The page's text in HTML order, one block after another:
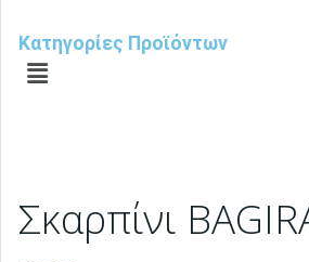
Κατηγορίες Προϊόντων
Σκαρπίνι